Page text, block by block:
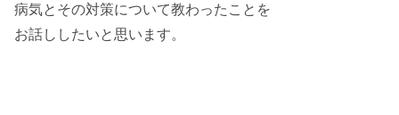
病気とその対策について教わったことを
お話ししたいと思います。